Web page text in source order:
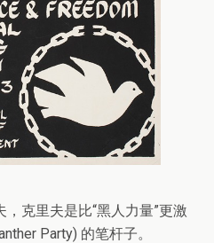
克里夫是比“黑人力量”更激
Party) 的笔杆子。